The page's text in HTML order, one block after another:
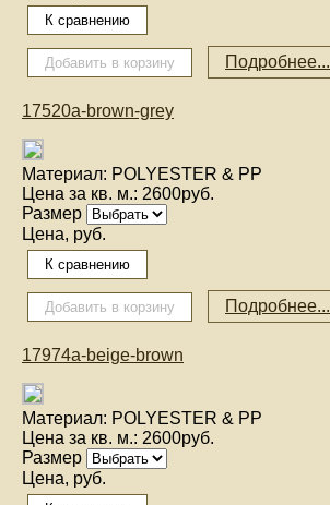
Подробнее...
17520a-brown-grey
Материал: POLYESTER & PP
Цена за кв. м.: 2600руб.
Размер
Цена, руб.
Подробнее...
17974a-beige-brown
Материал: POLYESTER & PP
Цена за кв. м.: 2600руб.
Размер
Цена, руб.